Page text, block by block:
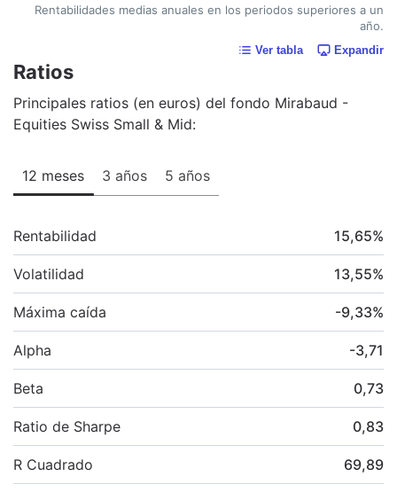
Rentabilidades medias anuales en los periodos superiores a un
año.
Ver tabla Expandir
Ratios
Principales ratios (en euros) del fondo Mirabaud -
Equities Swiss Small & Mid:
12 meses 3 años 5 años
Rentabilidad 15,65%
Volatilidad 13,55%
Máxima caída -9,33%
Alpha -3,71
Beta 0,73
Ratio de Sharpe 0,83
R Cuadrado 69,89